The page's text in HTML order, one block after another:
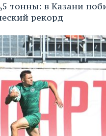
тонны: в Казани
рекорд